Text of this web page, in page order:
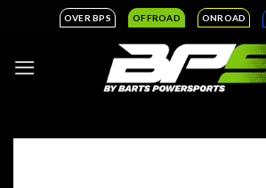
OVER BPS OFFROAD ONROAD